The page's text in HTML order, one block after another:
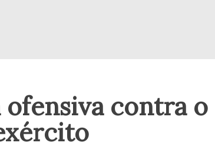
ofensiva contra o